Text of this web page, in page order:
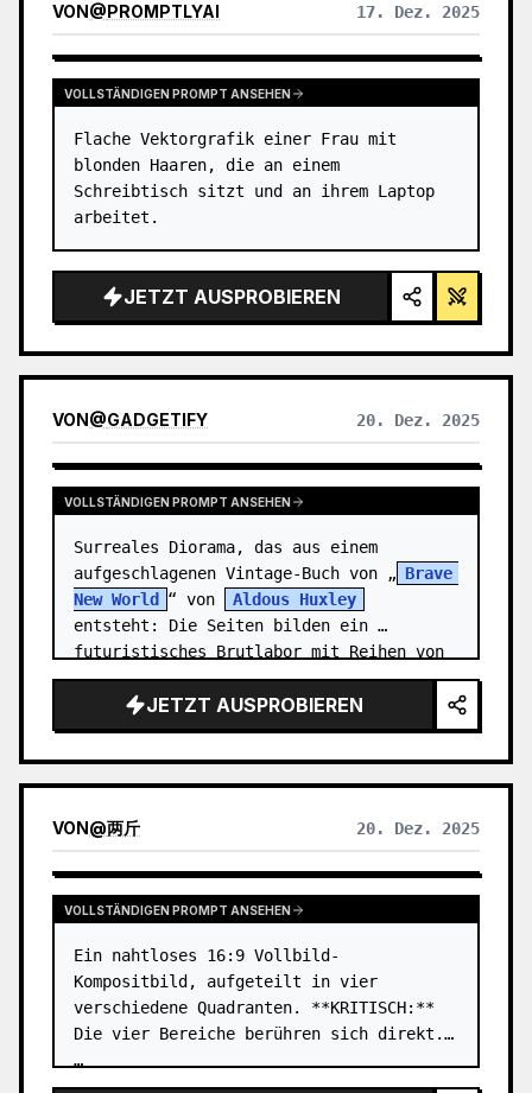
VON@PROMPTLYAI 17. Dez. 2025
VOLLSTÄNDIGEN PROMPT ANSEHEN
Flache Vektorgrafik einer Frau mit
blonden Haaren, die an einem
Schreibtisch sitzt und an ihrem Laptop
arbeitet.
JETZT AUSPROBIEREN
VON@GADGETIFY 20. Dez. 2025
VOLLSTÄNDIGEN PROMPT ANSEHEN
Surreales Diorama, das aus einem
aufgeschlagenen Vintage-Buch von „ Brave
New World
“ von
Aldous Huxley
entsteht: Die Seiten bilden ein
futuristisches Brutlabor mit Reihen von
leuchtenden…
JETZT AUSPROBIEREN
VON@两斤 20. Dez. 2025
VOLLSTÄNDIGEN PROMPT ANSEHEN
Ein nahtloses 16:9 Vollbild-
Kompositbild, aufgeteilt in vier
verschiedene Quadranten. **KRITISCH:**
Die vier Bereiche berühren sich direkt.
…